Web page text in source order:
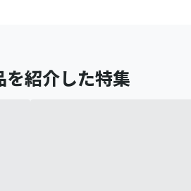
を紹介した特集